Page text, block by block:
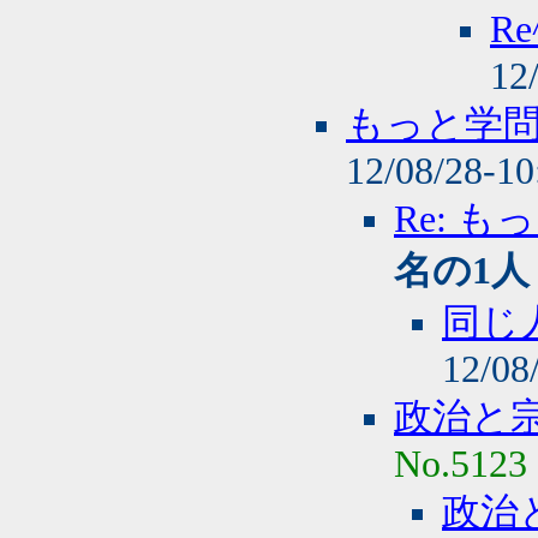
もっと学
12/08/28-
Re: も
名の1人
同じ
12/
政治と
No.5123
政治